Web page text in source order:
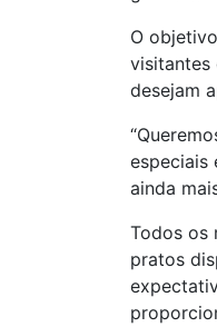
O
visitantes
desejam
especiais
ainda
Todos os
pratos